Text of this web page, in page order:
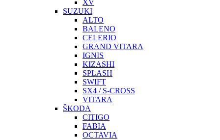
XV
SUZUKI
ALTO
BALENO
CELERIO
GRAND VITARA
IGNIS
KIZASHI
SPLASH
SWIFT
SX4 / S-CROSS
VITARA
ŠKODA
CITIGO
FABIA
OCTAVIA